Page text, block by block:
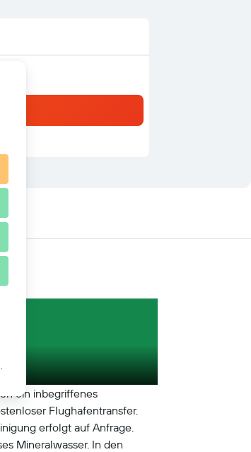
ein inbegriffenes
Flughafentransfer.
erfolgt auf Anfrage.
Mineralwasser. In den